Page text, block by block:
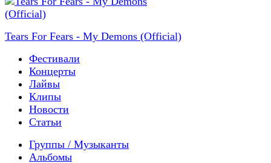
Tears For Fears - My Demons (Official)
Фестивали
Концерты
Лайвы
Клипы
Новости
Статьи
Группы / Музыканты
Альбомы